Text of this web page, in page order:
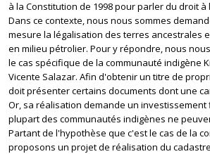
à la Constitution de 1998 pour parler du droit
Dans ce contexte, nous nous sommes
mesure la légalisation des terres ancestrales
en milieu pétrolier. Pour y répondre, nous
le cas spécifique de la communauté indigène
Vicente Salazar. Afin d'obtenir un titre de
doit présenter certains documents dont une
Or, sa réalisation demande un investissement
plupart des communautés indigènes ne
Partant de l'hypothèse que c'est le cas de la
proposons un projet de réalisation du